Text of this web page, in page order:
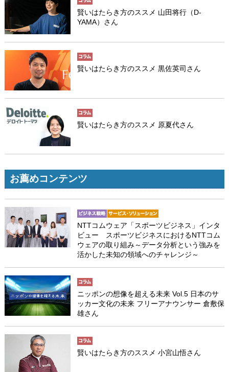
賢いはたらき方のススメ 山田将行（D-
YAMA）さん
賢いはたらき方のススメ 黒佐英司さん
賢いはたらき方のススメ 原夏代さん
お薦めコンテンツ
NTTコムウェア「スポーツビジネス」インタ
ビュー スポーツビジネスにおけるNTTコム
ウェアの取り組み～データ分析という強みを
活かした未知の領域へのチャレンジ～
ニッポンの想像を超える未来 Vol.5 日本のサ
ッカー文化の未来 フリーアナウンサー 倉敷保
雄さん
賢いはたらき方のススメ 小宮山悟さん